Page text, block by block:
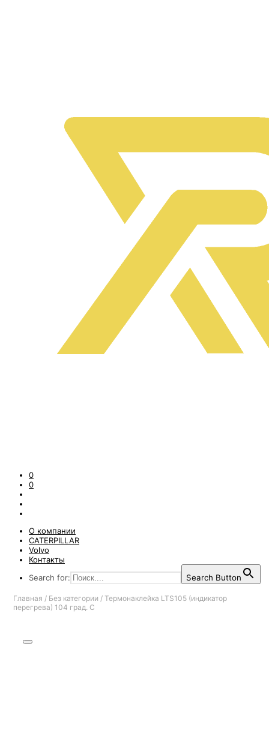
0
0
О компании
CATERPILLAR
Volvo
Контакты
Search for:
Search Button
Главная / Без категории / Термонаклейка LTS105 (индикатор
перегрева) 104 град. С